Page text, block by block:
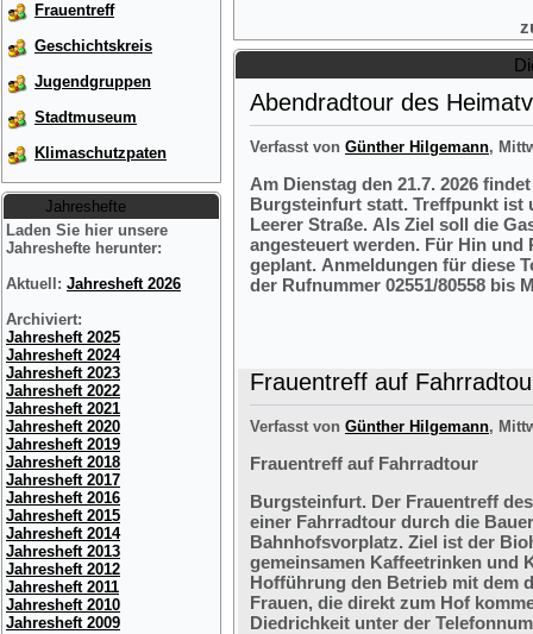
Frauentreff
Geschichtskreis
Jugendgruppen
Stadtmuseum
Klimaschutzpaten
Jahreshefte
Laden Sie hier unsere
Jahreshefte herunter:
Aktuell: Jahresheft 2026
Archiviert:
Jahresheft 2025
Jahresheft 2024
Jahresheft 2023
Jahresheft 2022
Jahresheft 2021
Jahresheft 2020
Jahresheft 2019
Jahresheft 2018
Jahresheft 2017
Jahresheft 2016
Jahresheft 2015
Jahresheft 2014
Jahresheft 2013
Jahresheft 2012
Jahresheft 2011
Jahresheft 2010
Jahresheft 2009
Abendradtour des
Verfasst von Günther Hilgemann,
Am Dienstag den 21.7. 2026
Burgsteinfurt statt. Treffpunkt ist
Leerer Straße. Als Ziel soll die
angesteuert werden. Für Hin und
geplant. Anmeldungen für diese
der Rufnummer 02551/80558 bis
Frauentreff auf
Verfasst von Günther Hilgemann,
Frauentreff auf Fahrradtour
Burgsteinfurt. Der Frauentreff
einer Fahrradtour durch die
Bahnhofsvorplatz. Ziel ist der
gemeinsamen Kaffeetrinken und
Hofführung den Betrieb mit dem
Frauen, die direkt zum Hof
Diedrichkeit unter der